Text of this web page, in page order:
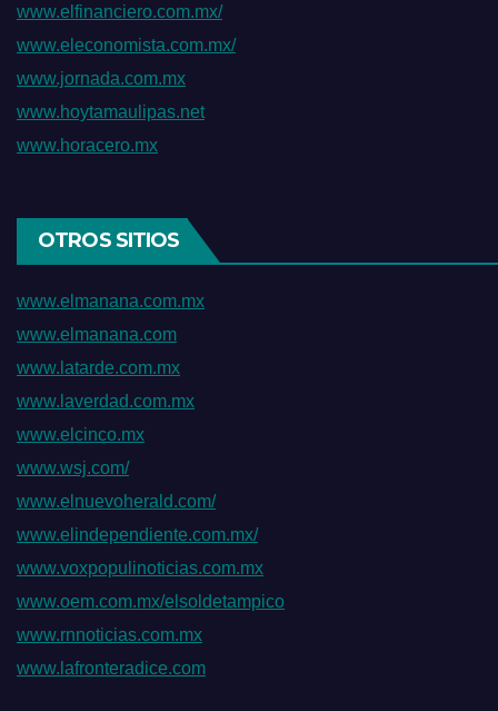
www.elfinanciero.com.mx/
www.eleconomista.com.mx/
www.jornada.com.mx
www.hoytamaulipas.net
www.horacero.mx
OTROS SITIOS
www.elmanana.com.mx
www.elmanana.com
www.latarde.com.mx
www.laverdad.com.mx
www.elcinco.mx
www.wsj.com/
www.elnuevoherald.com/
www.elindependiente.com.mx/
www.voxpopulinoticias.com.mx
www.oem.com.mx/elsoldetampico
www.rnnoticias.com.mx
www.lafronteradice.com